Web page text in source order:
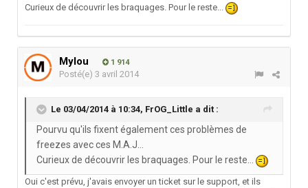
Curieux de découvrir les braquages. Pour le reste...
Mylou 1 914
Posté(e) 3 avril 2014
Le 03/04/2014 à 10:34, FrOG_Little a dit :
Pourvu qu'ils fixent également ces problèmes de
freezes avec ces M.A.J...
Curieux de découvrir les braquages. Pour le reste...
Oui c'est prévu, j'avais envoyer un ticket sur le support, et ils